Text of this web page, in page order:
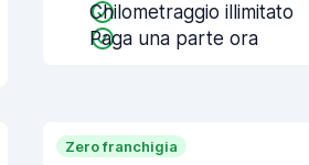
Chilometraggio illimitato
Paga una parte ora
Zero franchigia